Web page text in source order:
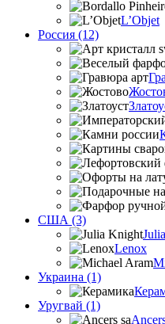
L’Objet
Россия (12)
США (3)
Lenox
Украина (1)
Уругвай (1)